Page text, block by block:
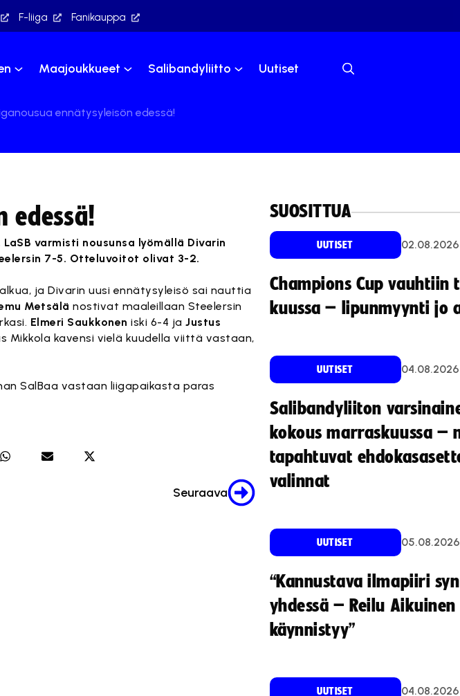
F-liiga Fanikauppa
Maajoukkueet Salibandyliitto Uutiset
ennätysyleisön edessä!
edessä!
varmisti nousunsa lyömällä Divarin
7-5. Otteluvoitot olivat 3-2.
ja Divarin uusi ennätysyleisö sai nauttia
Metsälä nostivat maaleillaan Steelersin
Elmeri Saukkonen iski 6-4 ja Justus
Mikkola kavensi vielä kuudella viittä vastaan,
SalBaa vastaan liigapaikasta paras
Seuraava
SUOSITTUA
UUTISET 02.08.2026
Champions Cup vauhtiin
kuussa – lipunmyynti jo
UUTISET 04.08.2026
Salibandyliiton
kokous marraskuussa –
tapahtuvat
valinnat
UUTISET 05.08.2026
“Kannustava ilmapiiri
yhdessä – Reilu
käynnistyy”
UUTISET 04.08.2026